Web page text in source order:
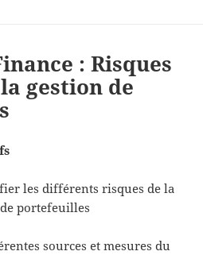
: Risques
gestion de
les différents risques de la
portefeuilles
sources et mesures du